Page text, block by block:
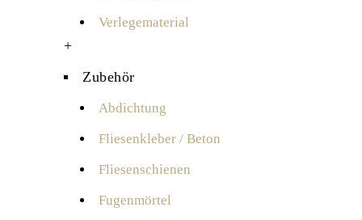
Verlegematerial
+
Zubehör
Abdichtung
Fliesenkleber / Beton
Fliesenschienen
Fugenmörtel